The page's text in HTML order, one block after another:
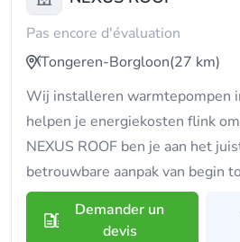
Pas encore d'évaluation
Tongeren-Borgloon(27 km)
Wij installeren warmtepompen
helpen je energiekosten flink
NEXUS ROOF ben je aan het
betrouwbare aanpak van begin
Demander un
devis